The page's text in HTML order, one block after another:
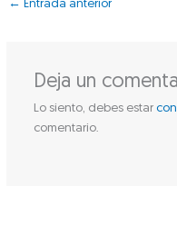
← Entrada anterior
Deja un
Lo siento, debes estar
comentario.